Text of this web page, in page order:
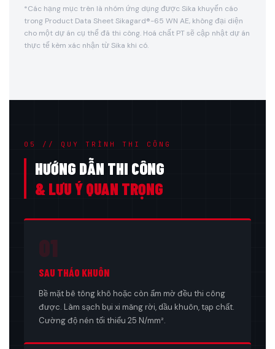
*Các hạng mục trên là nhóm ứng dụng được Sika khuyến cáo
trong Product Data Sheet Sikagard®-65 WN AE, không đại diện
cho một dự án cụ thể đã thi công. Hoá chất PT sẽ cập nhật dự án
thực tế kèm xác nhận từ Sika khi có.
05 // QUY TRÌNH THI CÔNG
HƯỚNG DẪN THI CÔNG
& LƯU Ý QUAN TRỌNG
01
SAU THÁO KHUÔN
Bề mặt bê tông khô hoặc còn ẩm mờ đều thi công
được. Làm sạch bụi xi măng rời, dầu khuôn, tạp chất.
Cường độ nén tối thiểu 25 N/mm².